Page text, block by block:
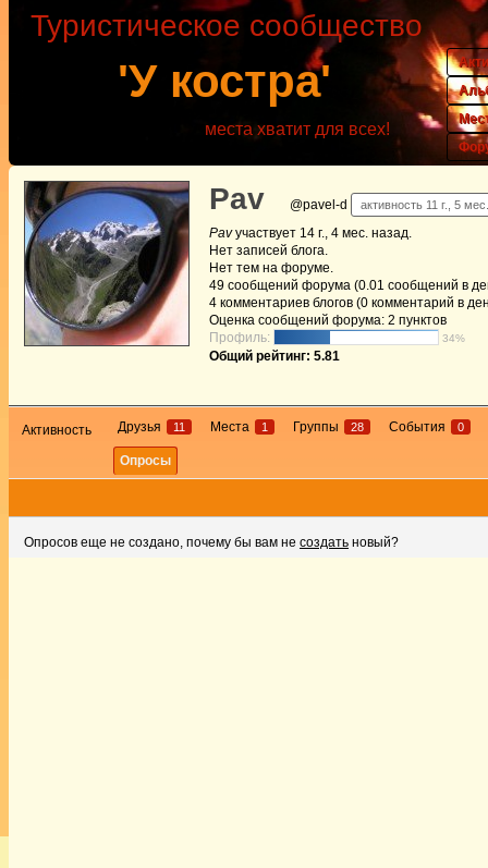
'У костра'
Туристическое сообщество
места хватит для всех!
Pav @pavel-d активность 11 г., 5
Pavучаствует 14 г., 4 мес. назад.
Нет записей блога.
Нет тем на форуме.
49 сообщений форума (0.01 сообщений в
4 комментариев блогов (0 комментарий в
Оценка сообщений форума: 2 пунктов
Профиль:
34%
Общий рейтинг: 5.81
Активность Друзья 11 Места 1 Группы 28 События 0
Опросы
Опросов еще не создано, почему бы вам не создать новый?